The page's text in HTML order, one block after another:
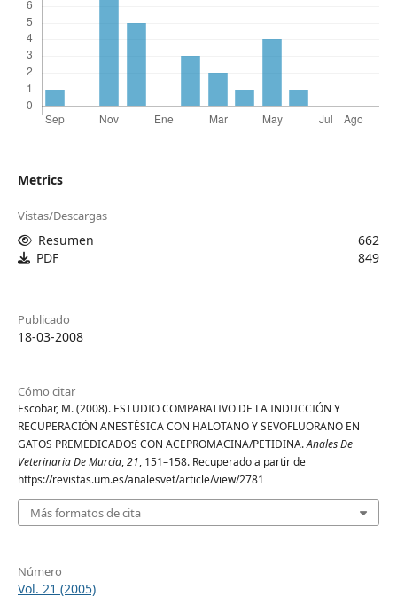
Metrics
Vistas/Descargas
Resumen
662
PDF
849
Publicado
18-03-2008
Cómo citar
Escobar, M. (2008). ESTUDIO COMPARATIVO DE LA INDUCCIÓN Y
RECUPERACIÓN ANESTÉSICA CON HALOTANO Y SEVOFLUORANO EN
GATOS PREMEDICADOS CON ACEPROMACINA/PETIDINA.Anales De
Veterinaria De Murcia,21, 151–158. Recuperado a partir de
https://revistas.um.es/analesvet/article/view/2781
Más formatos de cita
Número
Vol. 21 (2005)